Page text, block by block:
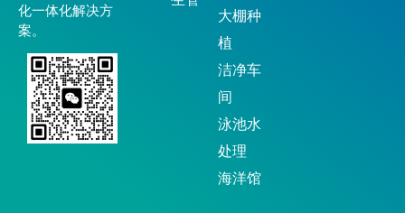
化一体化解决方
案。
大棚种
植
洁净车
间
泳池水
处理
海洋馆